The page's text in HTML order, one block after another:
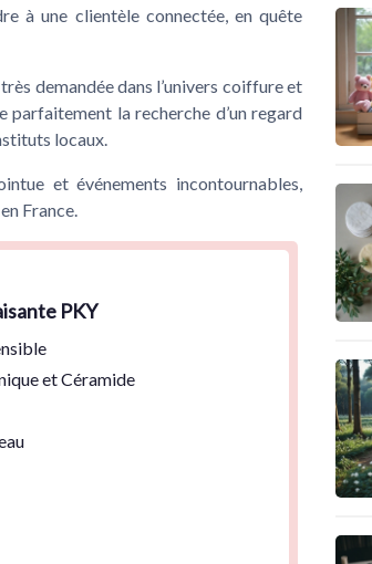
à une clientèle connectée, en quête
demandée dans l’univers coiffure et
la recherche d’un regard
locaux.
et événements incontournables,
France.
PKY
et Céramide